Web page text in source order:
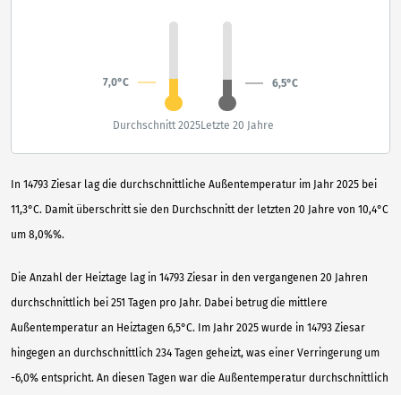
In 14793 Ziesar lag die durchschnittliche Außentemperatur im Jahr 2025 bei
11,3°C. Damit überschritt sie den Durchschnitt der letzten 20 Jahre von 10,4°C
um 8,0%%.
Die Anzahl der Heiztage lag in 14793 Ziesar in den vergangenen 20 Jahren
durchschnittlich bei 251 Tagen pro Jahr. Dabei betrug die mittlere
Außentemperatur an Heiztagen 6,5°C. Im Jahr 2025 wurde in 14793 Ziesar
hingegen an durchschnittlich 234 Tagen geheizt, was einer Verringerung um
-6,0% entspricht. An diesen Tagen war die Außentemperatur durchschnittlich
7,0°C 6,5°C
Durchschnitt 2025Letzte 20 Jahre